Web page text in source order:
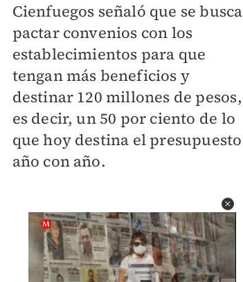
Cienfuegos señaló que se busca
pactar convenios con los
establecimientos para que
tengan más beneficios y
destinar 120 millones de pesos,
es decir, un 50 por ciento de lo
que hoy destina el presupuesto
año con año.